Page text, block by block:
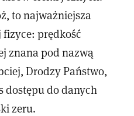
to najważniejsza
fizyce: prędkość
znana pod nazwą
Drodzy Państwo,
dostępu do danych
zeru.